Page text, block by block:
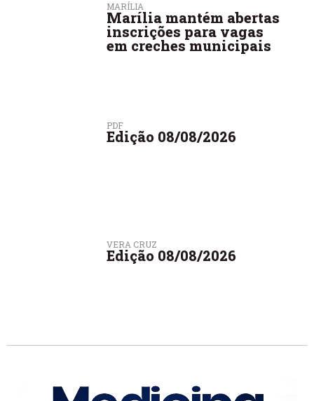
MARÍLIA
Marília mantém abertas
inscrições para vagas
em creches municipais
PDF
Edição 08/08/2026
VERA CRUZ
Edição 08/08/2026